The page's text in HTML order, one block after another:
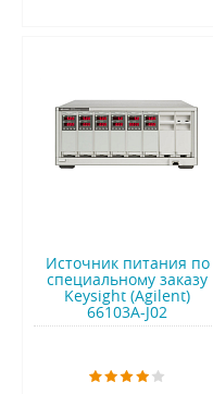
Источник питания по
специальному заказу
Keysight (Agilent)
66103A-J02